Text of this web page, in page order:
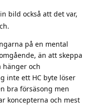
bild också att det var,
på en mental
än att skeppa
hänger och
inte ett HC byte löser
bra försäsong men
koncepterna och mest